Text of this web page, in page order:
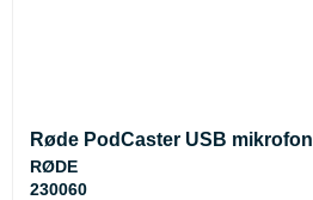
Røde PodCaster USB mikrofon
RØDE
230060